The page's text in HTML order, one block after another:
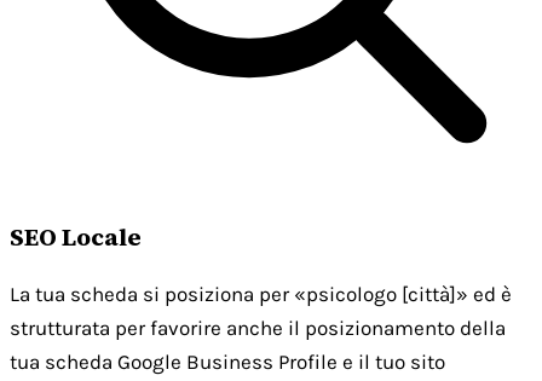
SEO Locale
La tua scheda si posiziona per «psicologo [città]» ed è
strutturata per favorire anche il posizionamento della
tua scheda Google Business Profile e il tuo sito